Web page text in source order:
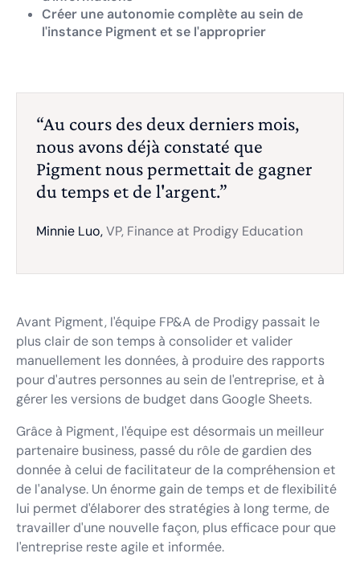
Créer une autonomie complète au sein de
l'instance Pigment et se l'approprier
“Au cours des deux derniers mois,
nous avons déjà constaté que
Pigment nous permettait de gagner
du temps et de l'argent.”
Minnie Luo,VP, Finance at Prodigy Education
Avant Pigment, l'équipe FP&A de Prodigy passait le
plus clair de son temps à consolider et valider
manuellement les données, à produire des rapports
pour d'autres personnes au sein de l'entreprise, et à
gérer les versions de budget dans Google Sheets.
Grâce à Pigment, l'équipe est désormais un meilleur
partenaire business, passé du rôle de gardien des
donnée à celui de facilitateur de la compréhension et
de l'analyse. Un énorme gain de temps et de flexibilité
lui permet d'élaborer des stratégies à long terme, de
travailler d'une nouvelle façon, plus efficace pour que
l'entreprise reste agile et informée.